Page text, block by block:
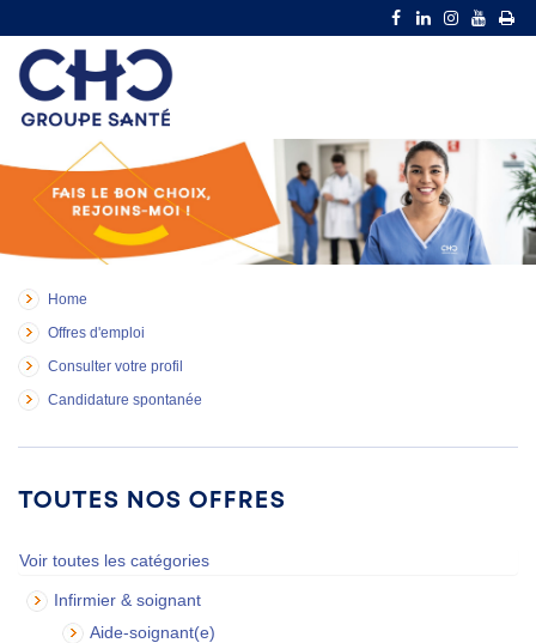
Home
Offres d'emploi
Consulter votre profil
Candidature spontanée
Toutes nos offres
Voir toutes les catégories
Infirmier & soignant
Aide-soignant(e)